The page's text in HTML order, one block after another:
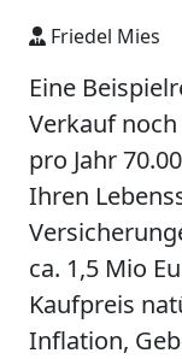
Friedel Mies
Eine
Verkauf
pro Jahr
Ihren
ca. 1,5 Mio
Kaufpreis
Inflation,